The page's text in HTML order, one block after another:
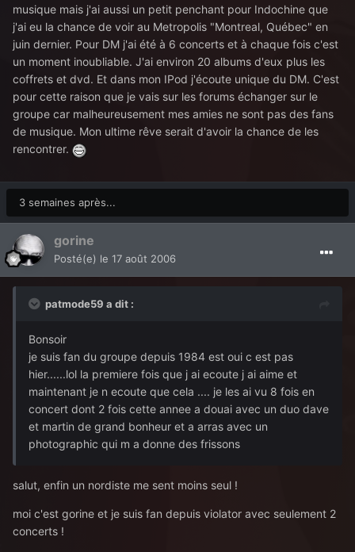
musique mais j'ai aussi un petit penchant pour Indochine que
j'ai eu la chance de voir au Metropolis "Montreal, Québec" en
juin dernier. Pour DM j'ai été à 6 concerts et à chaque fois c'est
un moment inoubliable. J'ai environ 20 albums d'eux plus les
coffrets et dvd. Et dans mon IPod j'écoute unique du DM. C'est
pour cette raison que je vais sur les forums échanger sur le
groupe car malheureusement mes amies ne sont pas des fans
de musique. Mon ultime rêve serait d'avoir la chance de les
rencontrer.
3 semaines après...
gorine
Posté(e) le 17 août 2006
patmode59 a dit :
Bonsoir
je suis fan du groupe depuis 1984 est oui c est pas
hier......lol la premiere fois que j ai ecoute j ai aime et
maintenant je n ecoute que cela .... je les ai vu 8 fois en
concert dont 2 fois cette annee a douai avec un duo dave
et martin de grand bonheur et a arras avec un
photographic qui m a donne des frissons
salut, enfin un nordiste me sent moins seul !
moi c'est gorine et je suis fan depuis violator avec seulement 2
concerts !